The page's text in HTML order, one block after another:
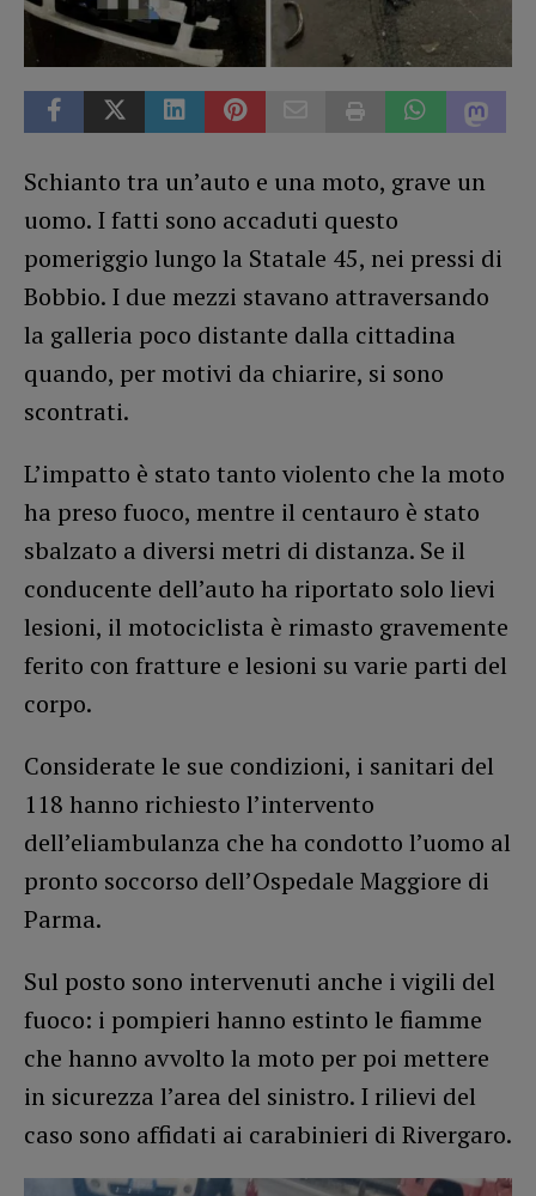
Schianto tra un’auto e una moto, grave un
uomo. I fatti sono accaduti questo
pomeriggio lungo la Statale 45, nei pressi di
Bobbio. I due mezzi stavano attraversando
la galleria poco distante dalla cittadina
quando, per motivi da chiarire, si sono
scontrati.
L’impatto è stato tanto violento che la moto
ha preso fuoco, mentre il centauro è stato
sbalzato a diversi metri di distanza. Se il
conducente dell’auto ha riportato solo lievi
lesioni, il motociclista è rimasto gravemente
ferito con fratture e lesioni su varie parti del
corpo.
Considerate le sue condizioni, i sanitari del
118 hanno richiesto l’intervento
dell’eliambulanza che ha condotto l’uomo al
pronto soccorso dell’Ospedale Maggiore di
Parma.
Sul posto sono intervenuti anche i vigili del
fuoco: i pompieri hanno estinto le fiamme
che hanno avvolto la moto per poi mettere
in sicurezza l’area del sinistro. I rilievi del
caso sono affidati ai carabinieri di Rivergaro.